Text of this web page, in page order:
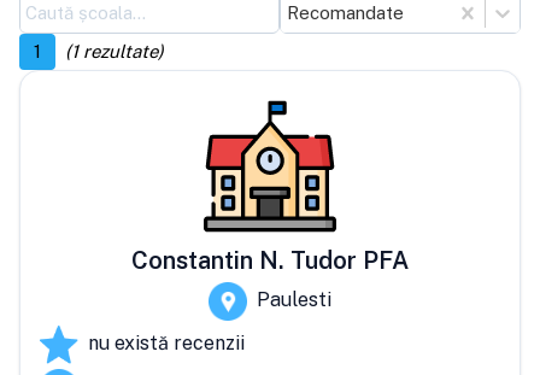
Recomandate
1
(1rezultate)
Constantin N. Tudor PFA
Paulesti
nu există recenzii